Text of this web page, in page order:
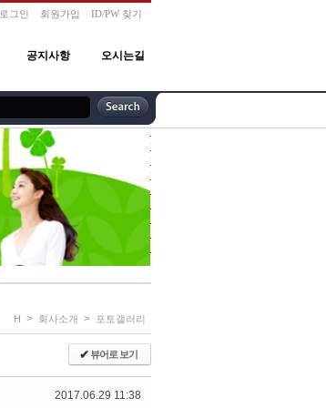
로그인 회원가입 ID/PW 찾기
공지사항 오시는길
H > 회사소개 > 포토갤러리
✔뷰어로 보기
2017.06.29 11:38